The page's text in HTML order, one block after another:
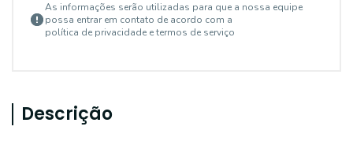
As informações serão utilizadas para que a nossa equipe
possa entrar em contato de acordo com a
política de privacidade e termos de serviço
Descrição